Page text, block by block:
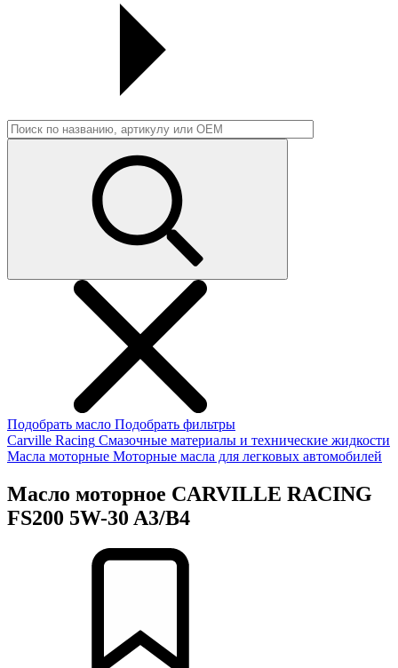
Подобрать масло Подобрать фильтры
Carville Racing Смазочные материалы и технические жидкости
Масла моторные Моторные масла для легковых автомобилей
Масло моторное CARVILLE RACING
FS200 5W-30 A3/B4